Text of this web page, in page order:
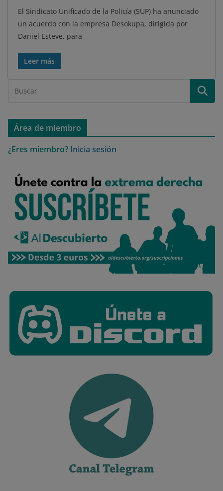
El Sindicato Unificado de la Policía (SUP) ha anunciado
un acuerdo con la empresa Desokupa, dirigida por
Daniel Esteve, para
Leer más
Área de miembro
¿Eres miembro? Inicia sesión